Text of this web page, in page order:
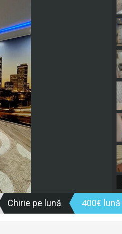
Chirie pe lună 400€ lună